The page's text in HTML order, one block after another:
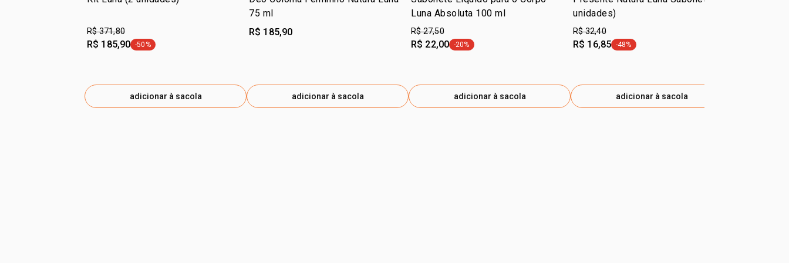
R$ 371,80
R$ 185,90 etiqueta -50%
-50%
adicionar à sacola
75 ml
R$ 185,90
adicionar à sacola
Luna Absoluta 100 ml
R$ 27,50
R$ 22,00 etiqueta -20%
-20%
adicionar à sacola
unidades)
R$ 32,40
R$ 16,85 etiqueta -48%
-48%
adicionar à sacola